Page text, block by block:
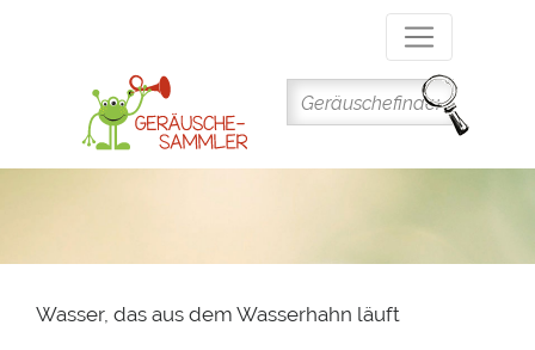
Inhalt
Wasser, das aus dem Wasserhahn läuft